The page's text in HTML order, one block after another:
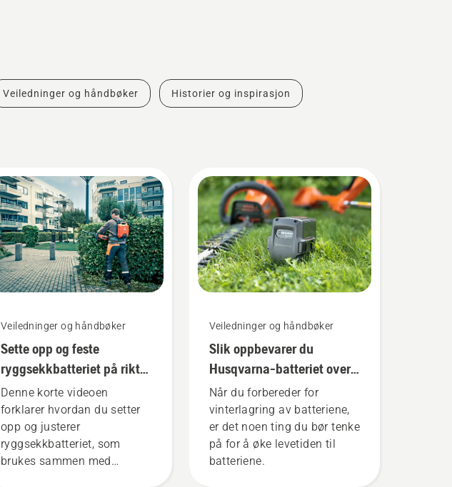
Veiledninger og håndbøker Historier og inspirasjon
Veiledninger og håndbøker
Sette opp og feste
ryggsekkbatteriet på riktig
måte
Denne korte videoen
forklarer hvordan du setter
opp og justerer
ryggsekkbatteriet, som
brukes sammen med
Veiledninger og håndbøker
Slik oppbevarer du
Husqvarna-batteriet over
vinteren
Når du forbereder for
vinterlagring av batteriene,
er det noen ting du bør tenke
på for å øke levetiden til
batteriene.